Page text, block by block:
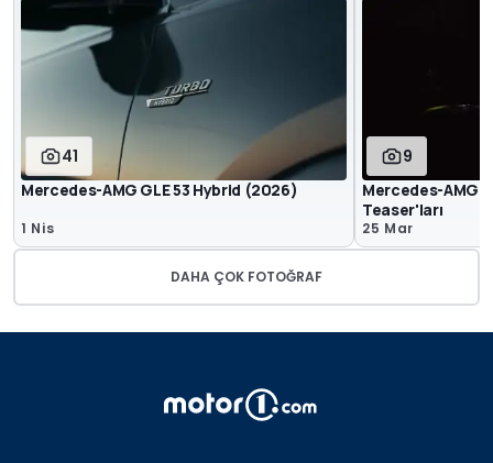
41
Mercedes-AMG GLE 53 Hybrid (2026)
1 Nis
9
Mercedes-AMG
Teaser'ları
25 Mar
DAHA ÇOK FOTOĞRAF